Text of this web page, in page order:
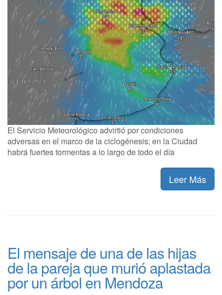
El Servicio Meteorológico advirtió por condiciones
adversas en el marco de la ciclogénesis; en la Ciudad
habrá fuertes tormentas a lo largo de todo el día
Leer Más
El mensaje de una de las hijas
de la pareja que murió aplastada
por un árbol en Mendoza